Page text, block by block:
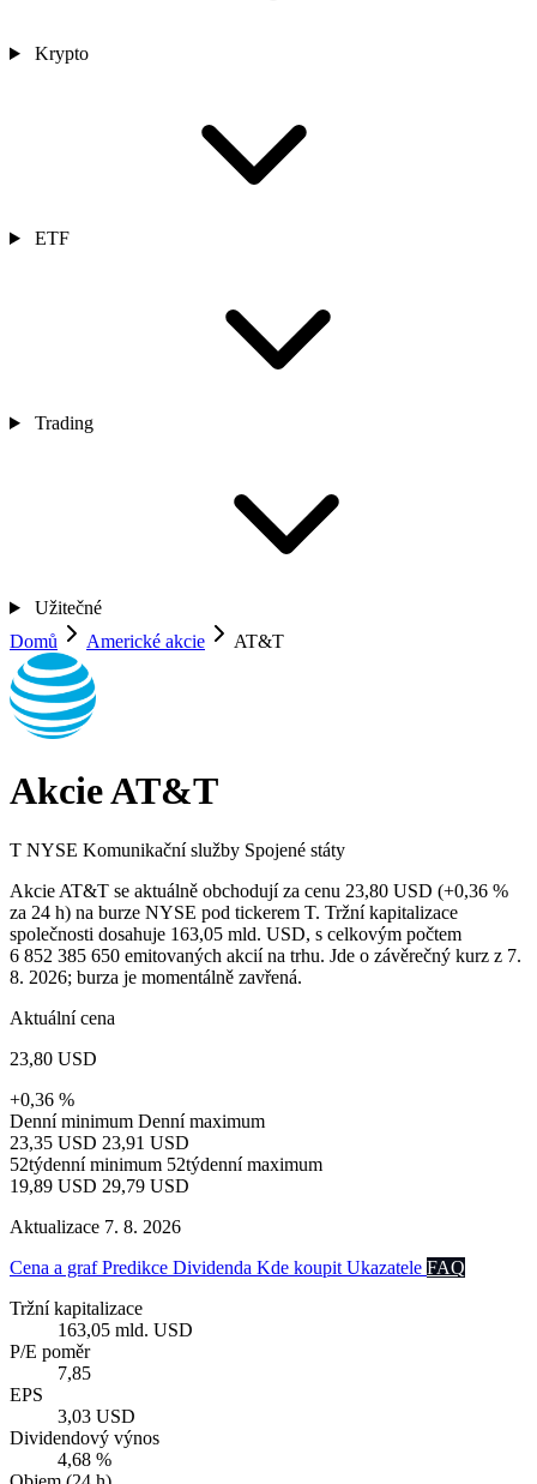
Krypto
ETF
Trading
Užitečné
Domů
Americké akcie AT&T
Akcie AT&T
T NYSE Komunikační služby Spojené státy
Akcie AT&T se aktuálně obchodují za cenu 23,80 USD (+0,36 %
za 24 h) na burze NYSE pod tickerem T. Tržní kapitalizace
společnosti dosahuje 163,05 mld. USD, s celkovým počtem
6 852 385 650 emitovaných akcií na trhu. Jde o závěrečný kurz z 7.
8. 2026; burza je momentálně zavřená.
Aktuální cena
23,80 USD
+0,36 %
Denní minimum Denní maximum
23,35 USD 23,91 USD
52týdenní minimum 52týdenní maximum
19,89 USD 29,79 USD
Aktualizace 7. 8. 2026
Cena a grafPredikce Dividenda Kde koupit Ukazatele FAQ
Tržní kapitalizace
163,05 mld. USD
P/E poměr
7,85
EPS
3,03 USD
Dividendový výnos
4,68 %